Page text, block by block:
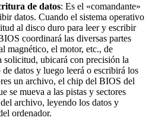
de datos: Es el «comandante»
datos. Cuando el sistema operativo
al disco duro para leer y escribir
coordinará las diversas partes
magnético, el motor, etc., de
solicitud, ubicará con precisión la
datos y luego leerá o escribirá los
un archivo, el chip del BIOS del
se mueva a las pistas y sectores
archivo, leyendo los datos y
ordenador.